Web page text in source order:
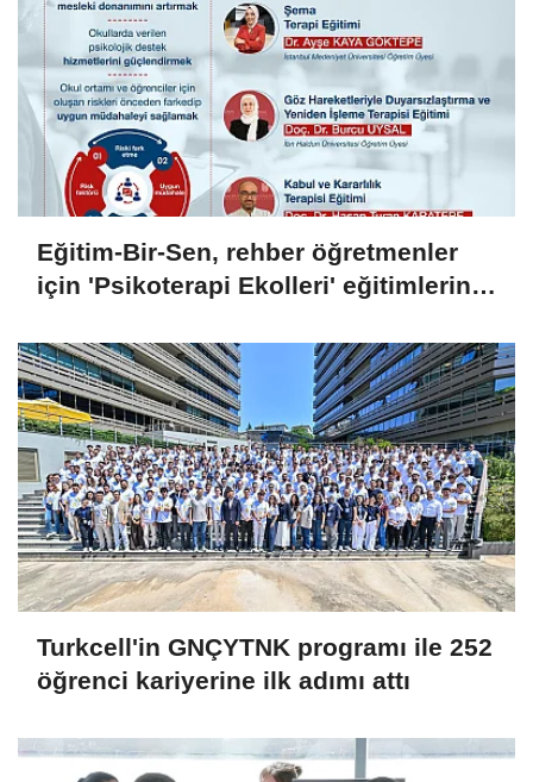
Eğitim-Bir-Sen, rehber öğretmenler
için 'Psikoterapi Ekolleri' eğitimlerini
Turkcell'in GNÇYTNK programı ile 252
öğrenci kariyerine ilk adımı attı